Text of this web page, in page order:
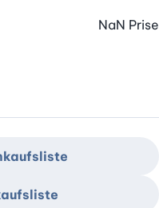
NaN Prise